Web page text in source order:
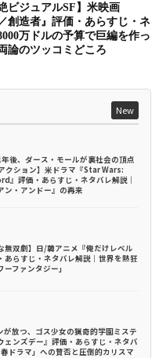
ビジュアルSF】米映画
創造者』評価・あらすじ・ネ
万ドルの予算で巨編を作っ
論のツッコミどころ
New
年後、ダース・モールが裏社会の頂点
クション】米ドラマ『Star Wars:
』評価・あらすじ・ネタバレ解説｜
ン・アンドー』の再来
無双劇】日/韓アニメ『俺だけレベル
あらすじ・ネタバレ解説｜世界を熱狂
ファンタジー」
が放つ、ゴス少女の猟奇的学園ミステ
ェンズデー』評価・あらすじ・ネタバ
ドラマ」への賛否と圧倒的カリスマ